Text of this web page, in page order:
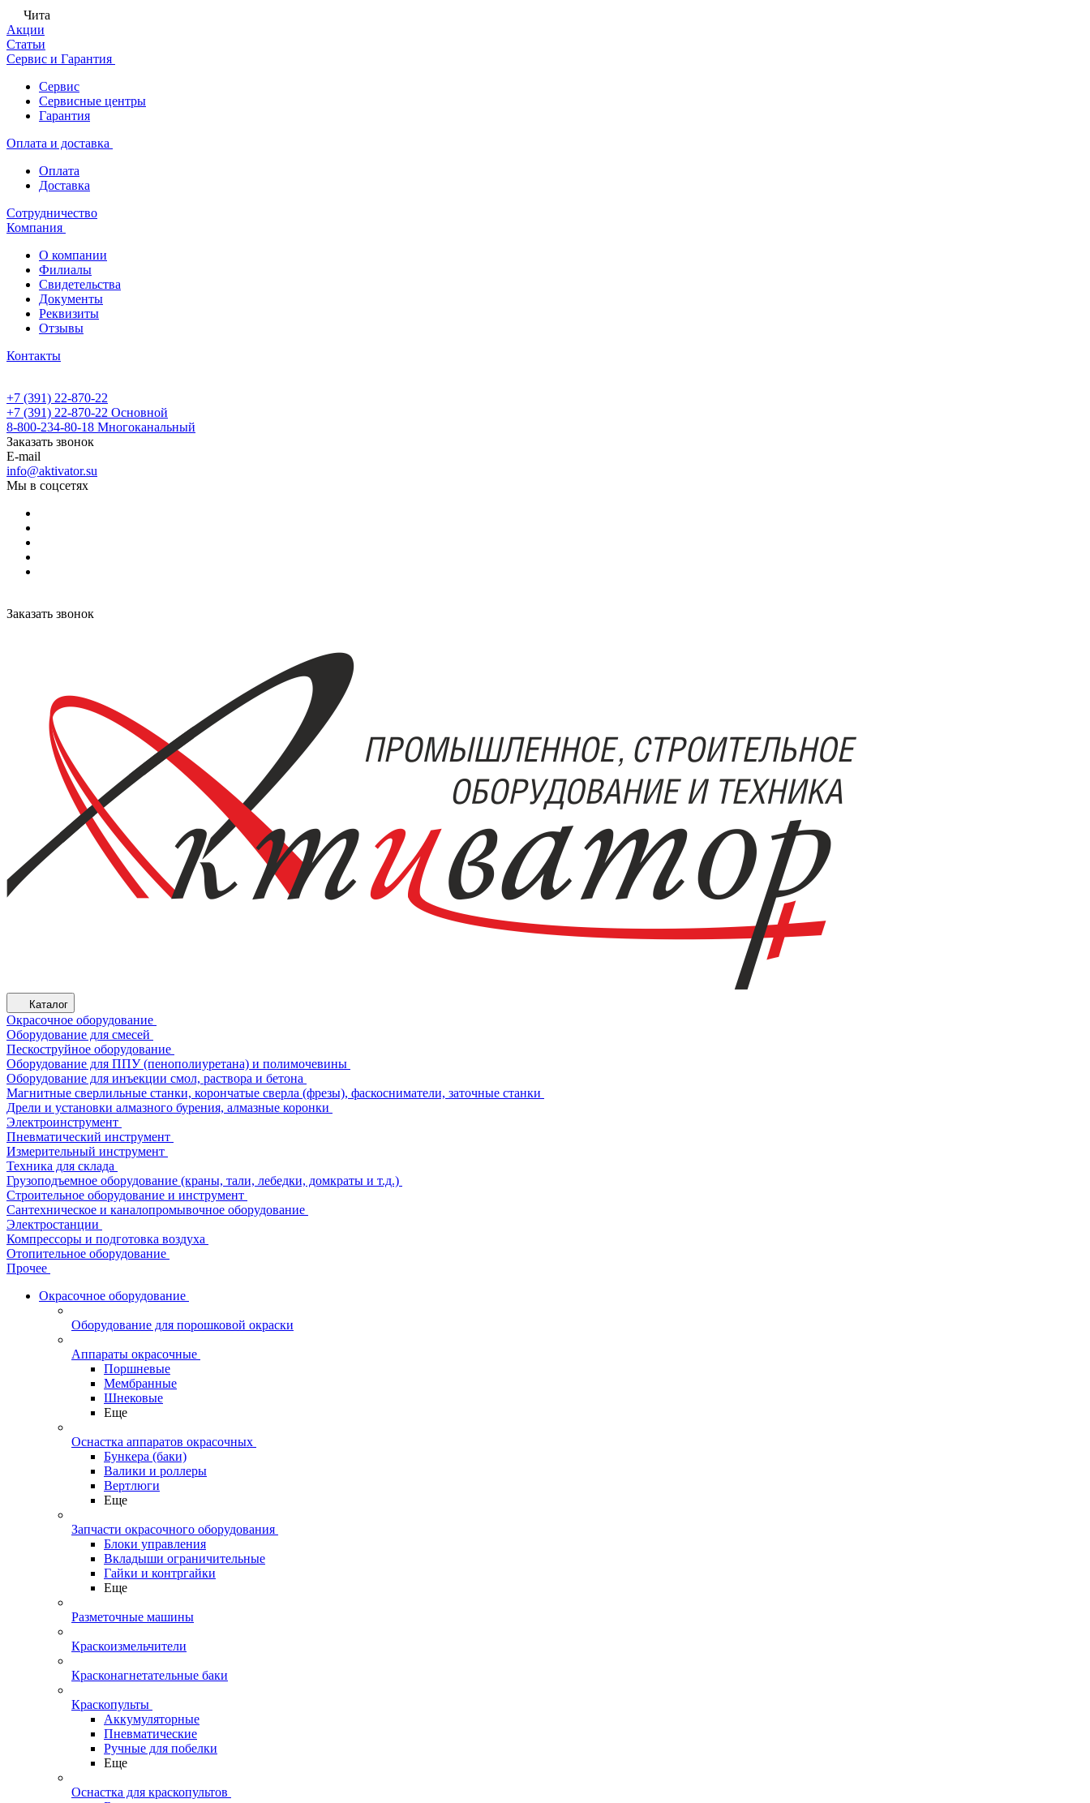
Чита
Акции
Статьи
Сервис и Гарантия
Сервис
Сервисные центры
Гарантия
Оплата и доставка
Оплата
Доставка
Сотрудничество
Компания
О компании
Филиалы
Свидетельства
Документы
Реквизиты
Отзывы
Контакты
+7 (391) 22-870-22
+7 (391) 22-870-22 Основной
8-800-234-80-18 Многоканальный
Заказать звонок
E-mail
info@aktivator.su
Мы в соцсетях
Заказать звонок
Каталог
Окрасочное оборудование
Оборудование для смесей
Пескоструйное оборудование
Оборудование для ППУ (пенополиуретана) и полимочевины
Оборудование для инъекции смол, раствора и бетона
Магнитные сверлильные станки, корончатые сверла (фрезы), фаскосниматели, заточные станки
Дрели и установки алмазного бурения, алмазные коронки
Электроинструмент
Пневматический инструмент
Измерительный инструмент
Техника для склада
Грузоподъемное оборудование (краны, тали, лебедки, домкраты и т.д.)
Строительное оборудование и инструмент
Сантехническое и каналопромывочное оборудование
Электростанции
Компрессоры и подготовка воздуха
Отопительное оборудование
Прочее
Окрасочное оборудование
Оборудование для порошковой окраски
Аппараты окрасочные
Поршневые
Мембранные
Шнековые
Еще
Оснастка аппаратов окрасочных
Бункера (баки)
Валики и роллеры
Вертлюги
Еще
Запчасти окрасочного оборудования
Блоки управления
Вкладыши ограничительные
Гайки и контргайки
Еще
Разметочные машины
Краскоизмельчители
Красконагнетательные баки
Краскопульты
Аккумуляторные
Пневматические
Ручные для побелки
Еще
Оснастка для краскопультов